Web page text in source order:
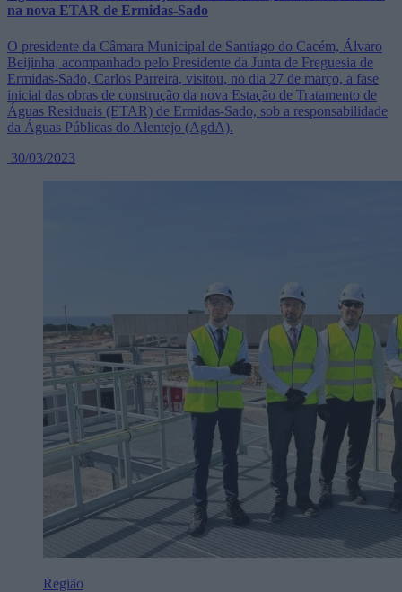
na nova ETAR de Ermidas-Sado
O presidente da Câmara Municipal de Santiago do Cacém, Álvaro
Beijinha, acompanhado pelo Presidente da Junta de Freguesia de
Ermidas-Sado, Carlos Parreira, visitou, no dia 27 de março, a fase
inicial das obras de construção da nova Estação de Tratamento de
Águas Residuais (ETAR) de Ermidas-Sado, sob a responsabilidade
da Águas Públicas do Alentejo (AgdA).
30/03/2023
Região